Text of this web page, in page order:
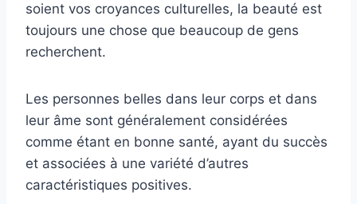
soient vos croyances culturelles, la beauté est
toujours une chose que beaucoup de gens
recherchent.
Les personnes belles dans leur corps et dans
leur âme sont généralement considérées
comme étant en bonne santé, ayant du succès
et associées à une variété d’autres
caractéristiques positives.